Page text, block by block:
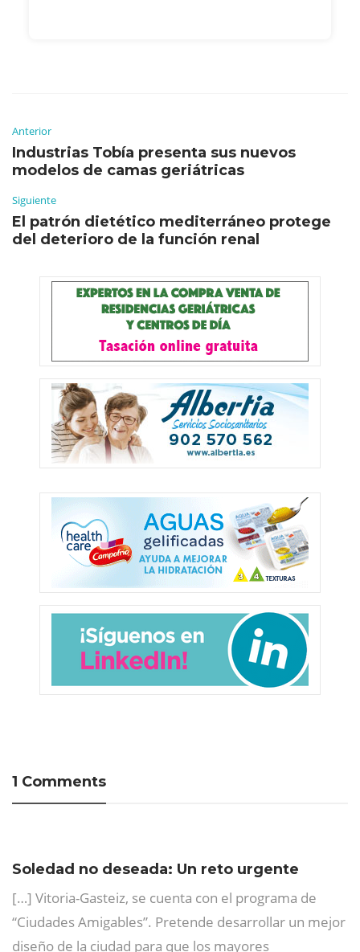
Anterior
Industrias Tobía presenta sus nuevos
modelos de camas geriátricas
Siguiente
El patrón dietético mediterráneo protege
del deterioro de la función renal
1 Comments
Soledad no deseada: Un reto urgente
[…] Vitoria-Gasteiz, se cuenta con el programa de
“Ciudades Amigables”. Pretende desarrollar un mejor
diseño de la ciudad para que los mayores